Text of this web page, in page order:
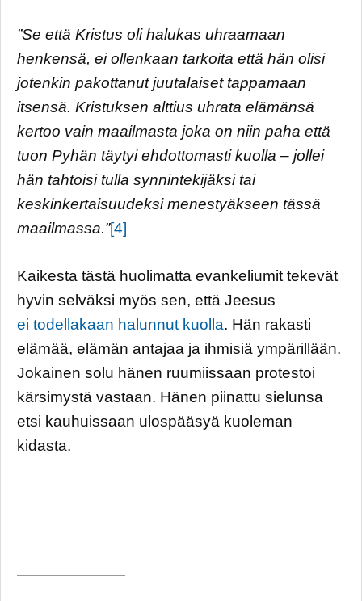
”Se että Kristus oli halukas uhraamaan
henkensä, ei ollenkaan tarkoita että hän olisi
jotenkin pakottanut juutalaiset tappamaan
itsensä. Kristuksen alttius uhrata elämänsä
kertoo vain maailmasta joka on niin paha että
tuon Pyhän täytyi ehdottomasti kuolla – jollei
hän tahtoisi tulla synnintekijäksi tai
keskinkertaisuudeksi menestyäkseen tässä
maailmassa.”[4]
Kaikesta tästä huolimatta evankeliumit tekevät
hyvin selväksi myös sen, että Jeesus
ei todellakaan halunnut kuolla. Hän rakasti
elämää, elämän antajaa ja ihmisiä ympärillään.
Jokainen solu hänen ruumiissaan protestoi
kärsimystä vastaan. Hänen piinattu sielunsa
etsi kauhuissaan ulospääsyä kuoleman
kidasta.